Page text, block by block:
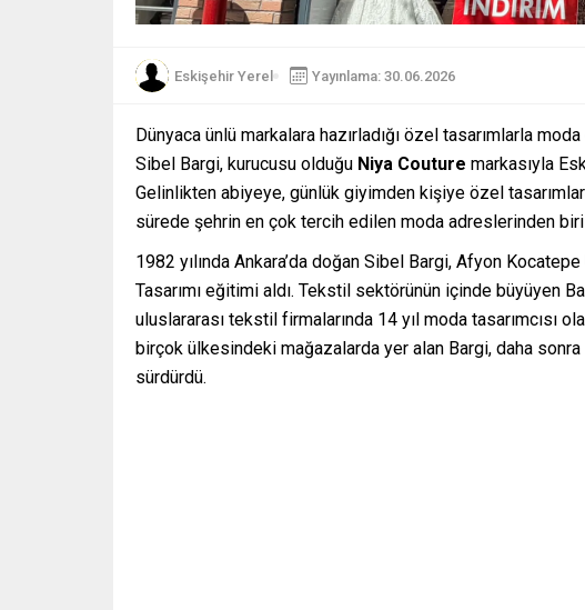
Eskişehir Yerel Yayınlama: 30.06.2026
Dünyaca ünlü markalara hazırladığı özel tasarımlarla
Sibel Bargi, kurucusu olduğu Niya Couture markasıyla
Gelinlikten abiyeye, günlük giyimden kişiye özel
sürede şehrin en çok tercih edilen moda adreslerinden
1982 yılında Ankara’da doğan Sibel Bargi, Afyon
Tasarımı eğitimi aldı. Tekstil sektörünün içinde büyüyen
uluslararası tekstil firmalarında 14 yıl moda tasarımcısı
birçok ülkesindeki mağazalarda yer alan Bargi, daha
sürdürdü.